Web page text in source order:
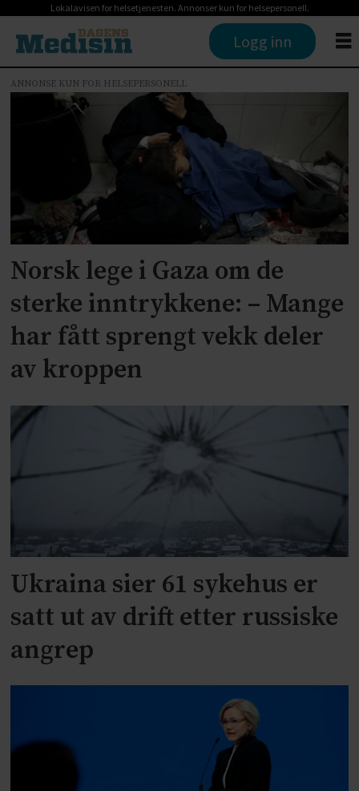
Lokalavisen for helsetjenesten. Annonser kun for helsepersonell.
Logg inn
konflikt
ANNONSE KUN FOR HELSEPERSONELL
Norsk lege i Gaza om de
sterke inntrykkene: – Mange
har fått sprengt vekk deler
av kroppen
Ukraina sier 61 sykehus er
satt ut av drift etter russiske
angrep